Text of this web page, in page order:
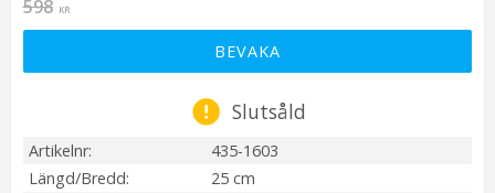
Ordinarie pris:
598 KR
BEVAKA
Slutsåld
Artikelnr
435-1603
Längd/Bredd
25 cm